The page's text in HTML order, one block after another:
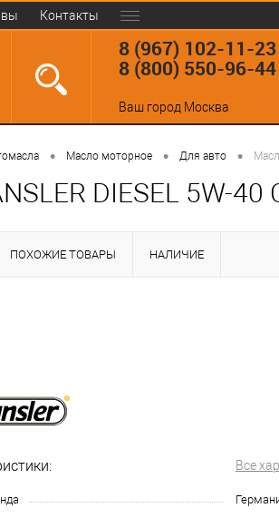
Контакты
8 (967) 102-11-23
8 (800) 550-96-44
Ваш город Москва
• Масло моторное • Для авто •
DIESEL 5W-40
ПОХОЖИЕ ТОВАРЫ НАЛИЧИЕ
Все